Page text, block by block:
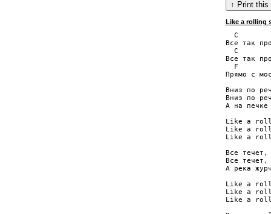
Like a rolling
C
Все так
C
Все так
F
Прямо с
Вниз по
Вниз по
А на печке
Like a
Like a
Like a
Все течет,
Все течет,
А река
Like a
Like a
Like a